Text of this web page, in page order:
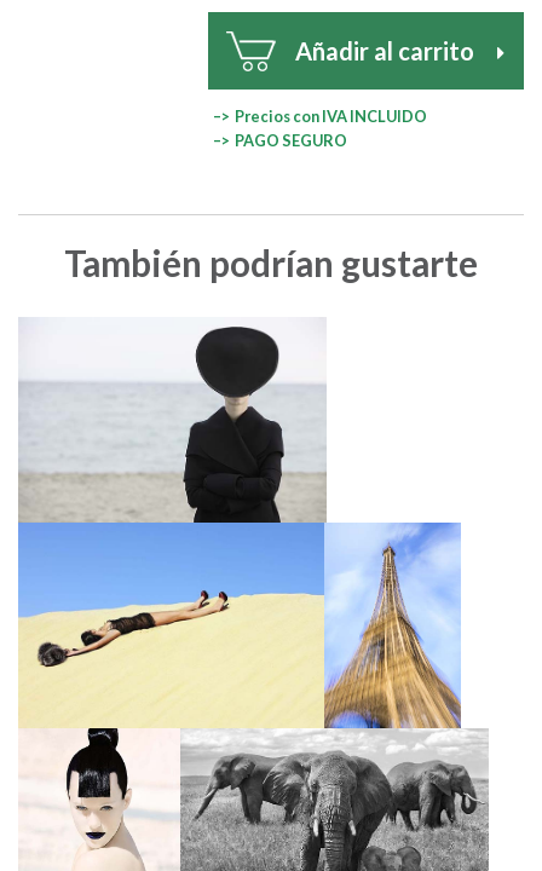
Añadir al carrito
–> Precios con IVA INCLUIDO
–> PAGO SEGURO
También podrían gustarte